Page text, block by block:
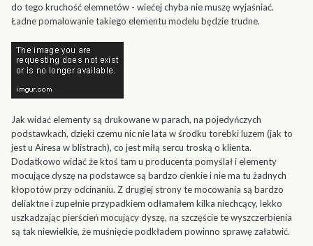
do tego kruchość elemnetów - wiećej chyba nie muszę wyjaśniać.
Ładne pomalowanie takiego elementu modelu będzie trudne.
Jak widać elementy są drukowane w parach, na pojedyńczych
podstawkach, dzięki czemu nic nie lata w środku torebki luzem (jak to
jest u Airesa w blistrach), co jest miłą sercu troską o klienta.
Dodatkowo widać że ktoś tam u producenta pomyślał i elementy
mocujące dyszę na podstawce są bardzo cienkie i nie ma tu żadnych
kłopotów przy odcinaniu. Z drugiej strony te mocowania są bardzo
deliaktne i zupełnie przypadkiem odłamałem kilka niechcący, lekko
uszkadzając pierścień mocujący dyszę, na szczęście te wyszczerbienia
są tak niewielkie, że muśnięcie podkładem powinno sprawę załatwić.